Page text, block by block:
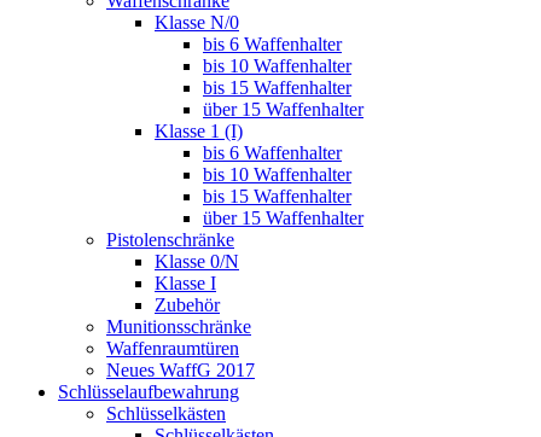
Klasse N/0
bis 6 Waffenhalter
bis 10 Waffenhalter
bis 15 Waffenhalter
über 15 Waffenhalter
Klasse 1 (I)
bis 6 Waffenhalter
bis 10 Waffenhalter
bis 15 Waffenhalter
über 15 Waffenhalter
Pistolenschränke
Klasse 0/N
Klasse I
Zubehör
Munitionsschränke
Waffenraumtüren
Neues WaffG 2017
Schlüsselaufbewahrung
Schlüsselkästen